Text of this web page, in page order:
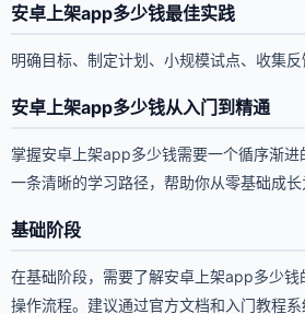
安卓上架app多少钱最佳实践
明确目标、制定计划、小规模试点、收集反
安卓上架app多少钱从入门到精通
掌握安卓上架app多少钱需要一个循序渐
一条清晰的学习路径，帮助你从零基础成长
基础阶段
在基础阶段，需要了解安卓上架app多少钱
操作流程。建议通过官方文档和入门教程系